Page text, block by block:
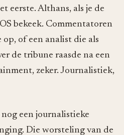
eerste. Althans, als je de
bekeek. Commentatoren
op, of een analist die als
de tribune raasde na een
zeker. Journalistiek,
een journalistieke
Die worsteling van de